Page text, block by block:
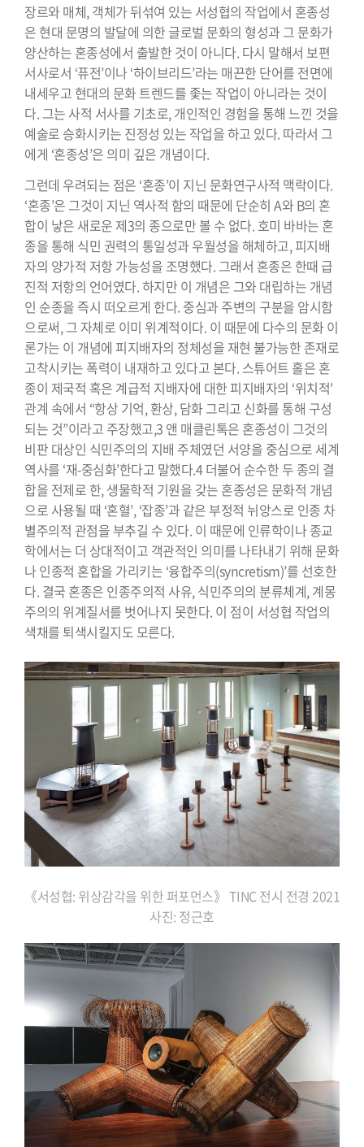
장르와 매체, 객체가 뒤섞여 있는 서성협의 작업에서 혼종성
은 현대 문명의 발달에 의한 글로벌 문화의 형성과 그 문화가
양산하는 혼종성에서 출발한 것이 아니다. 다시 말해서 보편
서사로서 ‘퓨전’이나 ‘하이브리드’라는 매끈한 단어를 전면에
내세우고 현대의 문화 트렌드를 좇는 작업이 아니라는 것이
다. 그는 사적 서사를 기초로, 개인적인 경험을 통해 느낀 것을
예술로 승화시키는 진정성 있는 작업을 하고 있다. 따라서 그
에게 ‘혼종성’은 의미 깊은 개념이다.
그런데 우려되는 점은 ‘혼종’이 지닌 문화연구사적 맥락이다.
‘혼종’은 그것이 지닌 역사적 함의 때문에 단순히 A와 B의 혼
합이 낳은 새로운 제3의 종으로만 볼 수 없다. 호미 바바는 혼
종을 통해 식민 권력의 통일성과 우월성을 해체하고, 피지배
자의 양가적 저항 가능성을 조명했다. 그래서 혼종은 한때 급
진적 저항의 언어였다. 하지만 이 개념은 그와 대립하는 개념
인 순종을 즉시 떠오르게 한다. 중심과 주변의 구분을 암시함
으로써, 그 자체로 이미 위계적이다. 이 때문에 다수의 문화 이
론가는 이 개념에 피지배자의 정체성을 재현 불가능한 존재로
고착시키는 폭력이 내재하고 있다고 본다. 스튜어트 홀은 혼
종이 제국적 혹은 계급적 지배자에 대한 피지배자의 ‘위치적’
관계 속에서 “항상 기억, 환상, 담화 그리고 신화를 통해 구성
되는 것”이라고 주장했고,3 앤 매클린톡은 혼종성이 그것의
비판 대상인 식민주의의 지배 주체였던 서양을 중심으로 세계
역사를 ‘재-중심화’한다고 말했다.4 더불어 순수한 두 종의 결
합을 전제로 한, 생물학적 기원을 갖는 혼종성은 문화적 개념
으로 사용될 때 ‘혼혈’, ‘잡종’과 같은 부정적 뉘앙스로 인종 차
별주의적 관점을 부추길 수 있다. 이 때문에 인류학이나 종교
학에서는 더 상대적이고 객관적인 의미를 나타내기 위해 문화
나 인종적 혼합을 가리키는 ‘융합주의(syncretism)’를 선호한
다. 결국 혼종은 인종주의적 사유, 식민주의의 분류체계, 계몽
주의의 위계질서를 벗어나지 못한다. 이 점이 서성협 작업의
색채를 퇴색시킬지도 모른다.
《서성협: 위상감각을 위한 퍼포먼스》 TINC 전시 전경 2021
사진: 정근호